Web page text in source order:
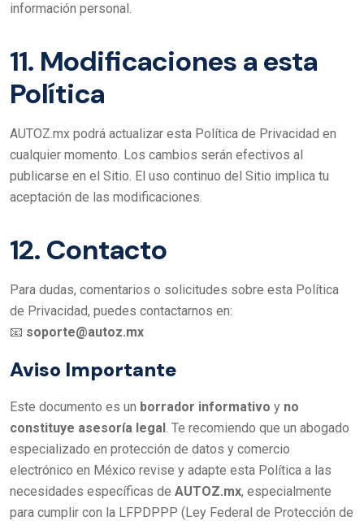
información personal.
11. Modificaciones a esta
Política
AUTOZ.mx podrá actualizar esta Política de Privacidad en
cualquier momento. Los cambios serán efectivos al
publicarse en el Sitio. El uso continuo del Sitio implica tu
aceptación de las modificaciones.
12. Contacto
Para dudas, comentarios o solicitudes sobre esta Política
de Privacidad, puedes contactarnos en:
📧 soporte@autoz.mx
Aviso Importante
Este documento es un borrador informativo y no
constituye asesoría legal. Te recomiendo que un abogado
especializado en protección de datos y comercio
electrónico en México revise y adapte esta Política a las
necesidades específicas de AUTOZ.mx, especialmente
para cumplir con la LFPDPPP (Ley Federal de Protección de